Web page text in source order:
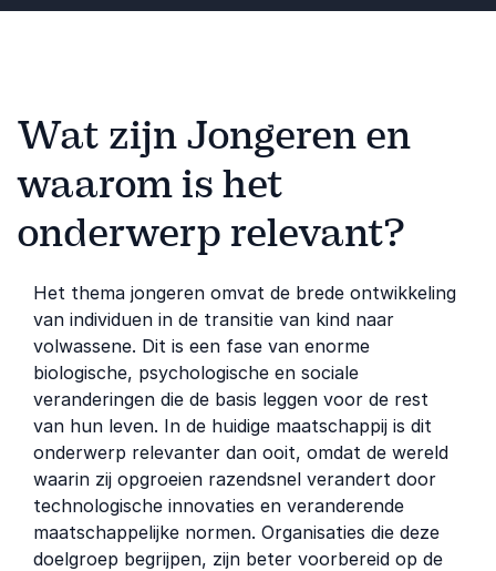
Wat zijn Jongeren en
waarom is het
onderwerp relevant?
Het thema jongeren omvat de brede ontwikkeling
van individuen in de transitie van kind naar
volwassene. Dit is een fase van enorme
biologische, psychologische en sociale
veranderingen die de basis leggen voor de rest
van hun leven. In de huidige maatschappij is dit
onderwerp relevanter dan ooit, omdat de wereld
waarin zij opgroeien razendsnel verandert door
technologische innovaties en veranderende
maatschappelijke normen. Organisaties die deze
doelgroep begrijpen, zijn beter voorbereid op de